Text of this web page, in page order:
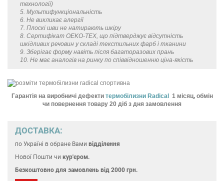
технології)
5. Мультифункціональність
6. Не викликає алергії
7. Плоскі шви не натирають шкіру
8. Сертифікат OEKO-TEX, що підтверджує відсутність
шкідливих речовин у складі текстильних фарб і тканини
9. Зберігає форму навіть після багаторазових прань
10. Не має аналогів на ринку по співвідношенню ціна-якість
Гарантія на виробничі дефекти термобілизни Radical1 місяц, обмін
чи повернення товару 20 діб з дня замовлення
ДОСТАВКА:
по Україні в обране Вами відділення
Нової Пошти чи кур'єром.
Безкоштовно для замовлень від 2000 грн.